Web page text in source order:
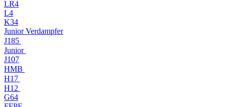
LR4
L4
K34
Junior Verdampfer
J185
Junior
J107
HMB
H17
H12
G64